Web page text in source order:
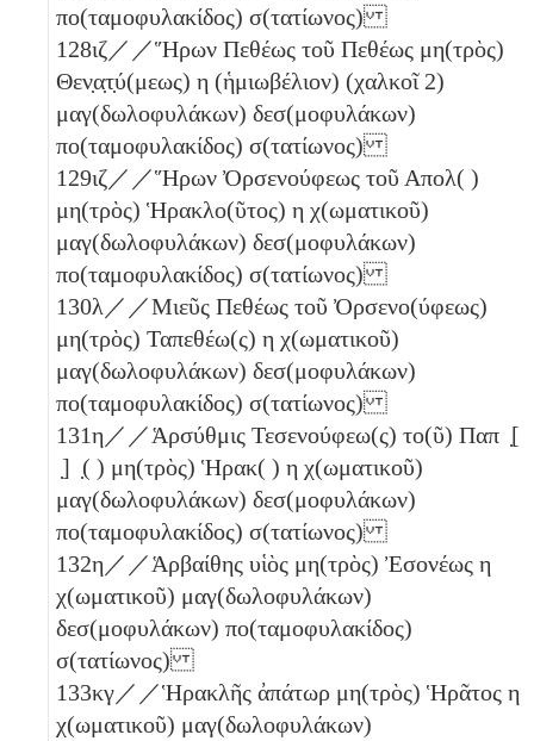
πο(ταμοφυλακίδος) σ(τατίωνος)
128ιζ／／Ἥρων Πεθέως τοῦ Πεθέως μη(τρὸς)
Θεν̣α̣τ̣ύ(μεως) η (ἡμιωβέλιον) (χαλκοῖ 2)
μαγ(δωλοφυλάκων) δεσ(μοφυλάκων)
πο(ταμοφυλακίδος) σ(τατίωνος)
129ιζ／／Ἥρων Ὀρσενούφεως τοῦ Απολ( )
μη(τρὸς) Ἡρακλο(ῦτος) η χ(ωματικοῦ)
μαγ(δωλοφυλάκων) δεσ(μοφυλάκων)
πο(ταμοφυλακίδος) σ(τατίωνος)
130λ ／／Μιεῦς Πεθέως τοῦ Ὀρσενο(ύφεως)
μη(τρὸς) Ταπεθέω(ς) η χ(ωματικοῦ)
μαγ(δωλοφυλάκων) δεσ(μοφυλάκων)
πο(ταμοφυλακίδος) σ(τατίωνος)
131η ／／Ἁρσύθμις Τεσενούφεω(ς) το(ῦ) Παπ ̣[
̣] ̣( ) μη(τρὸς) Ἡρακ( ) η χ(ωματικοῦ)
μαγ(δωλοφυλάκων) δεσ(μοφυλάκων)
πο(ταμοφυλακίδος) σ(τατίωνος)
132η ／／Ἁρβαίθης υἱὸς μη(τρὸς) Ἐσονέως η
χ(ωματικοῦ) μαγ(δωλοφυλάκων)
δεσ(μοφυλάκων) πο(ταμοφυλακίδος)
σ(τατίωνος)
133κγ／／Ἡρακλῆς ἀπάτωρ μη(τρὸς) Ἡρᾶτος η
χ(ωματικοῦ) μαγ(δωλοφυλάκων)